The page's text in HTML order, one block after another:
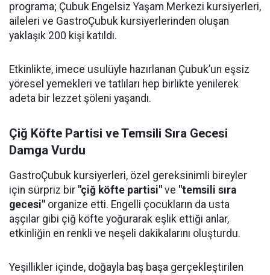
programa; Çubuk Engelsiz Yaşam Merkezi kursiyerleri,
aileleri ve GastroÇubuk kursiyerlerinden oluşan
yaklaşık 200 kişi katıldı.
Etkinlikte, imece usulüyle hazırlanan Çubuk’un eşsiz
yöresel yemekleri ve tatlıları hep birlikte yenilerek
adeta bir lezzet şöleni yaşandı.
Çiğ Köfte Partisi ve Temsili Sıra Gecesi
Damga Vurdu
GastroÇubuk kursiyerleri, özel gereksinimli bireyler
için sürpriz bir "çiğ köfte partisi" ve "temsili sıra
gecesi" organize etti. Engelli çocukların da usta
aşçılar gibi çiğ köfte yoğurarak eşlik ettiği anlar,
etkinliğin en renkli ve neşeli dakikalarını oluşturdu.
Yeşillikler içinde, doğayla baş başa gerçekleştirilen